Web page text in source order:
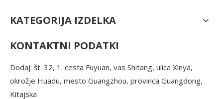
KATEGORIJA IZDELKA
KONTAKTNI PODATKI
Dodaj: št. 32, 1. cesta Fuyuan, vas Shitang, ulica Xinya,
okrožje Huadu, mesto Guangzhou, provinca Guangdong,
Kitajska